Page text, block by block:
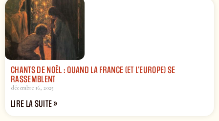
CHANTS DE NOËL : QUAND LA FRANCE (ET L’EUROPE) SE
RASSEMBLENT
décembre 16, 2025
LIRE LA SUITE »